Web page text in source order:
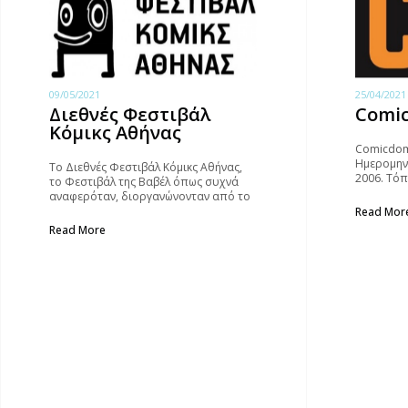
09/05/2021
Διεθνές Φεστιβάλ
Κόμικς Αθήνας
Το Διεθνές Φεστιβάλ Κόμικς Αθήνας,
το Φεστιβάλ της Βαβέλ όπως συχνά
αναφερόταν, διοργανώνονταν από το
πολιτιστικά δρώμενα της Αθήνας.
Read More
25/04/2021
2006.
Read